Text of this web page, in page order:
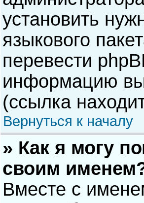
установить
языкового
перевести
информацию вы
(ссылка
Вернуться к началу
» Как я могу
своим
Вместе с